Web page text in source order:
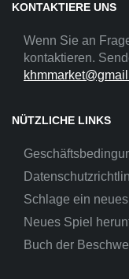
KONTAKTIERE UNS
Wenn Sie an
kontaktieren.
NÜTZLICHE LINKS
Schlage ein
Neues Spiel
Buch der